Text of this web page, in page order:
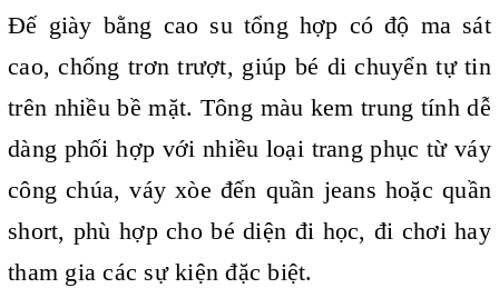
Đế giày bằng cao su tổng hợp có độ ma sát
cao, chống trơn trượt, giúp bé di chuyển tự tin
trên nhiều bề mặt. Tông màu kem trung tính dễ
dàng phối hợp với nhiều loại trang phục từ váy
công chúa, váy xòe đến quần jeans hoặc quần
short, phù hợp cho bé diện đi học, đi chơi hay
tham gia các sự kiện đặc biệt.